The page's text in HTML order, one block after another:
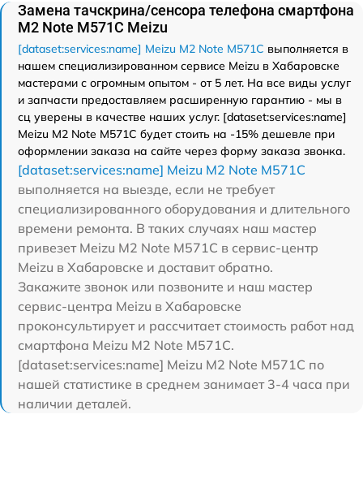
Замена тачскрина/сенсора телефона смартфона
M2 Note M571C Meizu
[dataset:services:name] Meizu M2 Note M571C выполняется в
нашем специализированном сервисе Meizu в Хабаровске
мастерами с огромным опытом - от 5 лет. На все виды услуг
и запчасти предоставляем расширенную гарантию - мы в
сц уверены в качестве наших услуг. [dataset:services:name]
Meizu M2 Note M571C будет стоить на -15% дешевле при
оформлении заказа на сайте через форму заказа звонка.
[dataset:services:name] Meizu M2 Note M571C
выполняется на выезде, если не требует
специализированного оборудования и длительного
времени ремонта. В таких случаях наш мастер
привезет Meizu M2 Note M571C в сервис-центр
Meizu в Хабаровске и доставит обратно.
Закажите звонок или позвоните и наш мастер
сервис-центра Meizu в Хабаровске
проконсультирует и рассчитает стоимость работ над
смартфона Meizu M2 Note M571C.
[dataset:services:name] Meizu M2 Note M571C по
нашей статистике в среднем занимает 3-4 часа при
наличии деталей.